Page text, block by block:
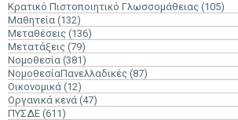
Κρατικό Πιστοποιητικό Γλωσσομάθειας (105)
Μαθητεία (132)
Μεταθέσεις (136)
Μετατάξεις (79)
Νομοθεσία (381)
ΝομοθεσίαΠανελλαδικές (87)
Οικονομικά (12)
Οργανικά κενά (47)
ΠΥΣΔΕ (611)